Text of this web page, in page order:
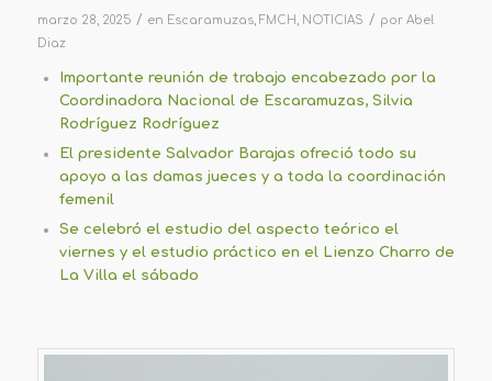
marzo 28, 2025 / en Escaramuzas, FMCH NOTICIAS / por Abel
Diaz
Importante reunión de trabajo encabezado por la
Coordinadora Nacional de Escaramuzas, Silvia
Rodríguez Rodríguez
El presidente Salvador Barajas ofreció todo su
apoyo a las damas jueces y a toda la coordinación
femenil
Se celebró el estudio del aspecto teórico el
viernes y el estudio práctico en el Lienzo Charro de
La Villa el sábado